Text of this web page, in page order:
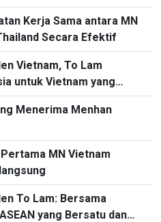
Kerja Sama antara MN
Secara Efektif
Vietnam, To Lam
untuk Vietnam yang
Menerima Menhan
MN Vietnam
To Lam: Bersama
yang Bersatu dan